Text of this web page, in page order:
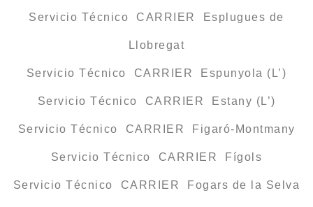
Servicio Técnico CARRIER Esplugues de
Llobregat
Servicio Técnico CARRIER Espunyola (L’)
Servicio Técnico CARRIER Estany (L’)
Servicio Técnico CARRIER Figaró-Montmany
Servicio Técnico CARRIER Fígols
Servicio Técnico CARRIER Fogars de la Selva